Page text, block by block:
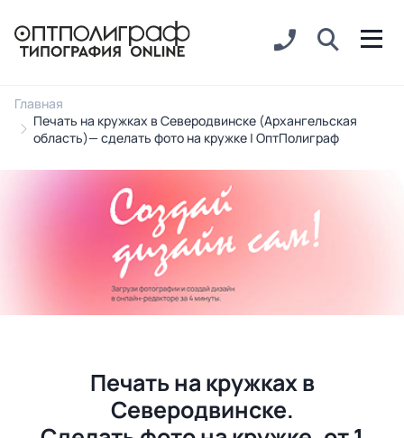
Главная
Печать на кружках в Северодвинске (Архангельская
область)— сделать фото на кружке | ОптПолиграф
Печать на кружках в
Северодвинске.